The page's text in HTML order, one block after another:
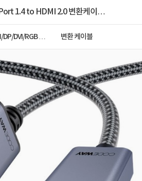
1.4 to HDMI 2.0 변환케이블,
DP/DVI/RGB 케
변환 케이블